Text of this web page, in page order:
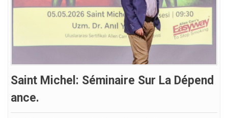
Saint Michel: Séminaire Sur La Dépend
Ance.